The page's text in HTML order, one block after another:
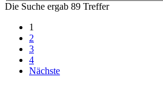
Die Suche ergab 89 Treffer
1
2
3
4
Nächste